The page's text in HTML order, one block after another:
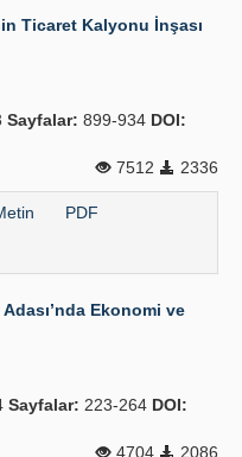
Ticaret Kalyonu İnşası
Sayfalar: 899-934 DOI:
7512
2336
PDF
Ekonomi ve
Sayfalar: 223-264 DOI:
4704
2086